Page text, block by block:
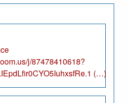
j/87478410618?
(…)